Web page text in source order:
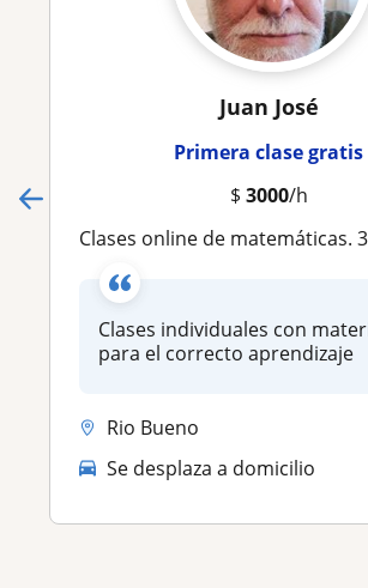
Juan José
Primera clase gratis
$ 3000/h
Clases online de matemáticas. 39 años de experiencia en nivel
Clases individuales con
para el correcto aprendizaje
Rio Bueno
Se desplaza a domicilio